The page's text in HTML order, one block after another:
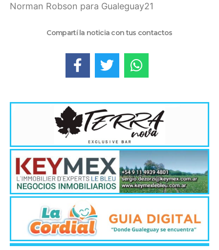
Norman Robson para Gualeguay21
Compartí la noticia con tus contactos